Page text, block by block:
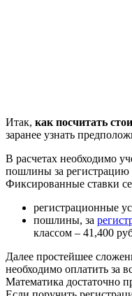
Итак, как посчитать
заранее узнать
В расчетах необходимо
пошлины за регистрацию
Фиксированные ставки
регистрационные
пошлины, за
классом – 41,400
Далее простейшее
необходимо оплатить за
Математика достаточно